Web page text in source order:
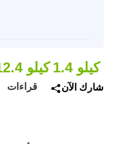
12.4 كيلو
قراءات
1.4 كيلو
شارك الآن